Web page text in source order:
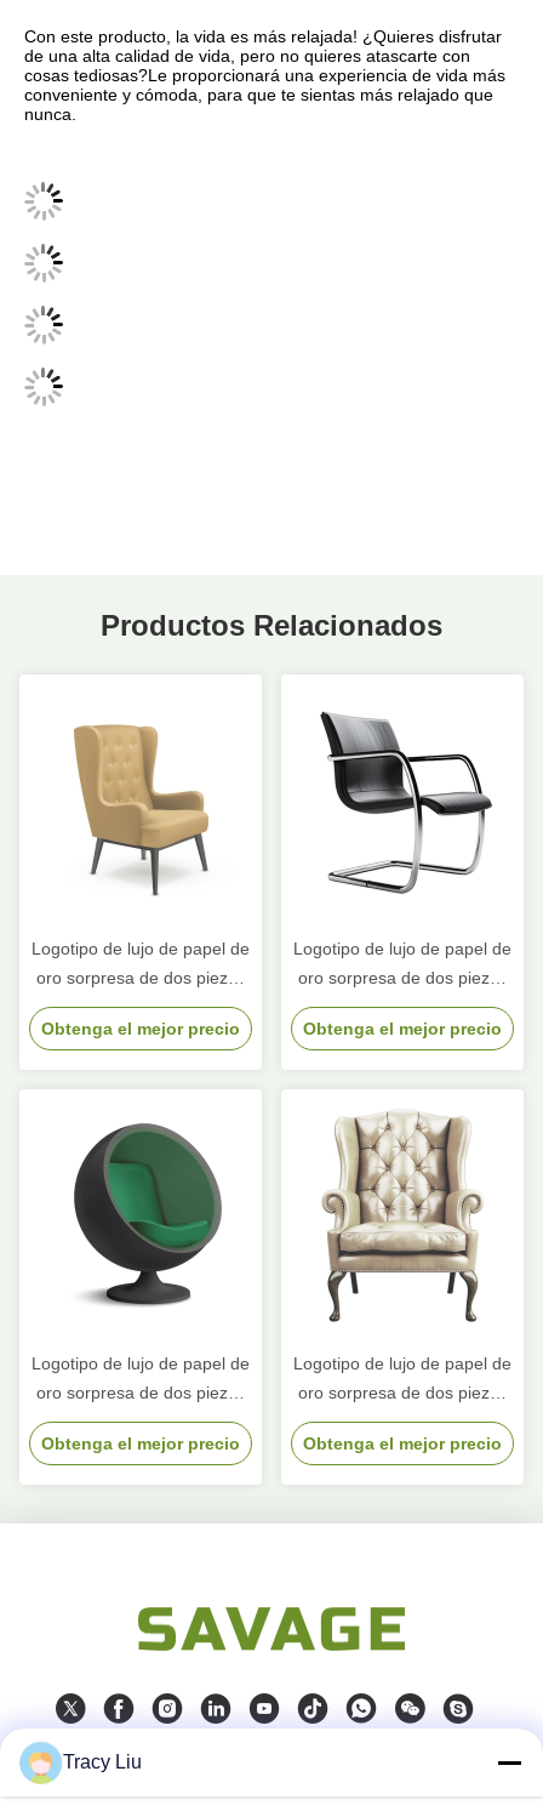
Con este producto, la vida es más relajada! ¿Quieres disfrutar
de una alta calidad de vida, pero no quieres atascarte con
cosas tediosas?Le proporcionará una experiencia de vida más
conveniente y cómoda, para que te sientas más relajado que
nunca.
Productos Relacionados
Logotipo de lujo de papel de
oro sorpresa de dos piezas
tapa y base de la corbata de
cartón regalo de
embalaje de papel
Obtenga el mejor precio
Logotipo de lujo de papel de
oro sorpresa de dos piezas
tapa y base de la corbata de
cartón regalo de
embalaje de papel
Obtenga el mejor precio
Logotipo de lujo de papel de
oro sorpresa de dos piezas
tapa y base de la corbata de
cartón regalo de
Obtenga el mejor precio
Logotipo de lujo de papel de
oro sorpresa de dos piezas
tapa y base de la corbata de
cartón regalo de
Obtenga el mejor precio
Contacto rápido
Tracy Liu